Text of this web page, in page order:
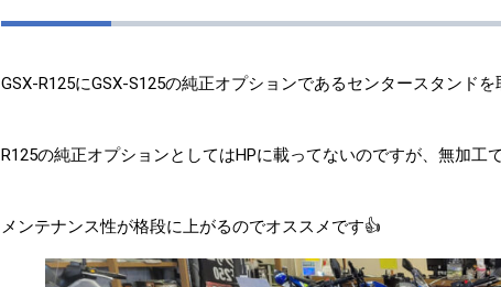
GSX‐R125にGSX‐S125の純正オプションであるセンタースタンド
R125の純正オプションとしてはHPに載ってないのですが、無加工
メンテナンス性が格段に上がるのでオススメです👍